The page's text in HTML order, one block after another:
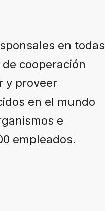
en todas
cooperación
y proveer
en el mundo
e
empleados.